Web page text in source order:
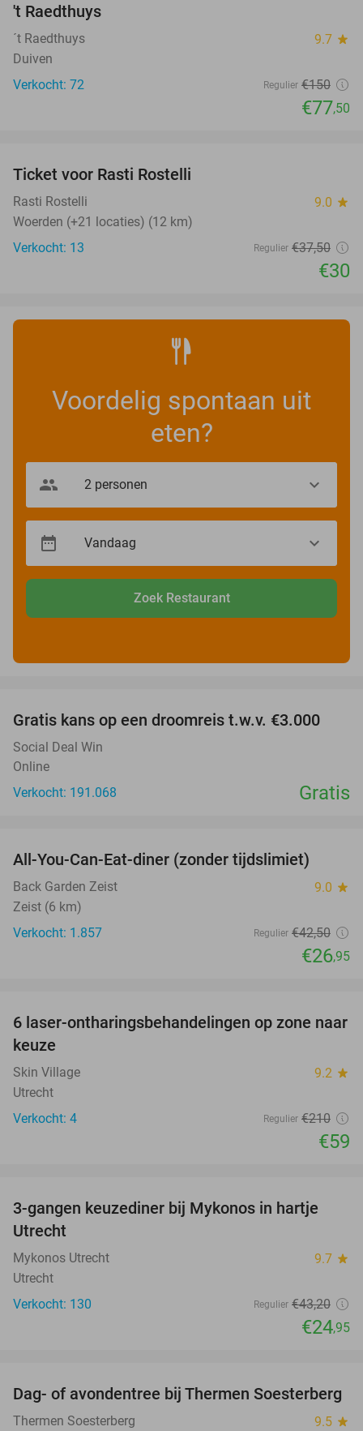
TODAY
't Raedthuys
´t Raedthuys 9.7 star
Duiven
Verkocht: 72
Regulier €150
€77,50
TODAY
Ticket voor Rasti Rostelli
Rasti Rostelli 9.0 star
Woerden (+21 locaties) (12 km)
Verkocht: 13
Regulier €37,50
€30
Voordelig spontaan uit
eten?
Zoek Restaurant
Gratis kans op een droomreis t.w.v. €3.000
Social Deal Win
Online
Verkocht: 191.068
Gratis
All-You-Can-Eat-diner (zonder tijdslimiet)
Back Garden Zeist 9.0 star
Zeist (6 km)
Verkocht: 1.857
Regulier €42,50
€26,95
72%
6 laser-ontharingsbehandelingen op zone naar
keuze
Skin Village 9.2 star
Utrecht
Verkocht: 4
Regulier €210
€59
42%
3-gangen keuzediner bij Mykonos in hartje
Utrecht
Mykonos Utrecht 9.7 star
Utrecht
Verkocht: 130
Regulier €43,20
€24,95
29%
Dag- of avondentree bij Thermen Soesterberg
Thermen Soesterberg 9.5 star